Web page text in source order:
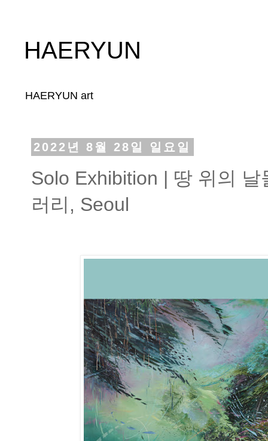
HAERYUN
HAERYUN art
2022년 8월 28일 일요일
Solo Exhibition | 땅 위의
러리, Seoul